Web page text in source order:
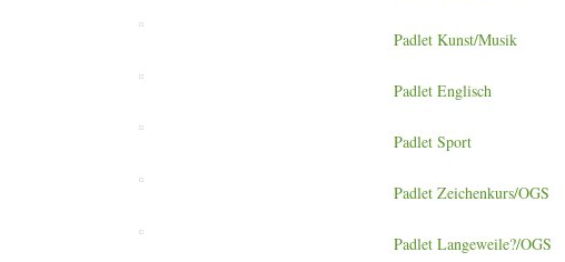
Padlet Kunst/Musik
Padlet Englisch
Padlet Sport
Padlet Zeichenkurs/OGS
Padlet Langeweile?/OGS